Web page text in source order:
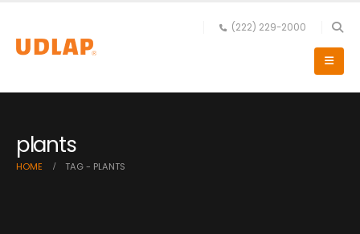
(222) 229-2000
plants
HOME TAG - PLANTS